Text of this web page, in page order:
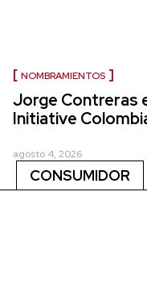
NOMBRAMIENTOS
Jorge Contreras
Initiative
agosto 4, 2026
CONSUMIDOR